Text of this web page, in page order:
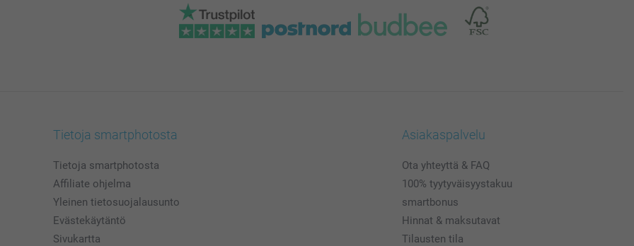
Tietoja smartphotosta
Tietoja smartphotosta
Affiliate ohjelma
Yleinen tietosuojalausunto
Evästekäytäntö
Sivukartta
Asiakaspalvelu
Ota yhteyttä & FAQ
100% tyytyväisyystakuu
smartbonus
Hinnat & maksutavat
Tilausten tila